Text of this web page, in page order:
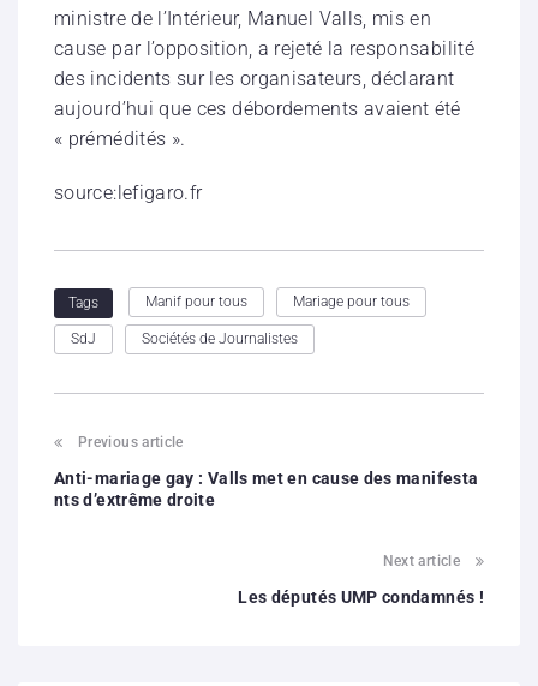
ministre de l’Intérieur, Manuel Valls, mis en
cause par l’opposition, a rejeté la responsabilité
des incidents sur les organisateurs, déclarant
aujourd’hui que ces débordements avaient été
« prémédités ».
source:lefigaro.fr
Tags Manif pour tous Mariage pour tous
SdJ Sociétés de Journalistes
Previous article
Anti-mariage gay : Valls met en cause des manifesta
nts d’extrême droite
Next article
Les députés UMP condamnés !